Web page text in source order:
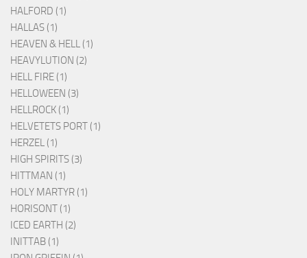
HALFORD (1)
HALLAS (1)
HEAVEN & HELL (1)
HEAVYLUTION (2)
HELL FIRE (1)
HELLOWEEN (3)
HELLROCK (1)
HELVETETS PORT (1)
HERZEL (1)
HIGH SPIRITS (3)
HITTMAN (1)
HOLY MARTYR (1)
HORISONT (1)
ICED EARTH (2)
INITTAB (1)